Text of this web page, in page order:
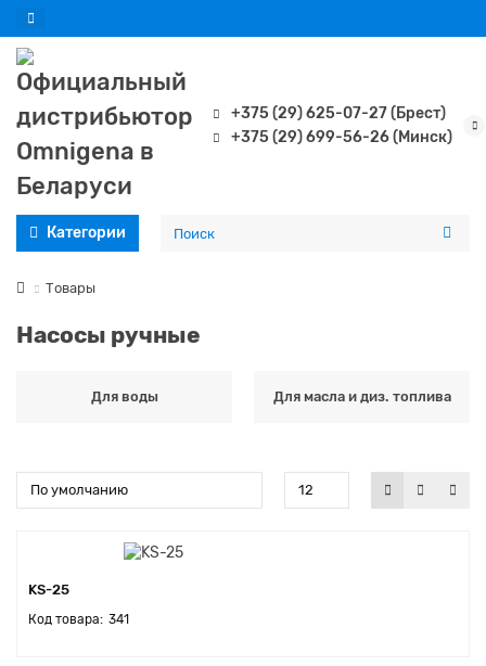
+375 (29) 625-07-27 (Брест)
+375 (29) 699-56-26 (Минск)
Категории
Товары
Насосы ручные
Для воды Для масла и диз. топлива
KS-25
341